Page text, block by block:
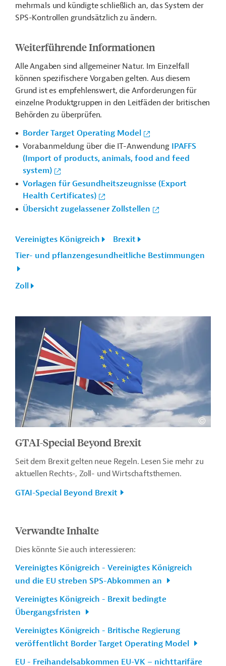
mehrmals und kündigte schließlich an, das System der
SPS-Kontrollen grundsätzlich zu ändern.
Weiterführende Informationen
Alle Angaben sind allgemeiner Natur. Im Einzelfall
können spezifischere Vorgaben gelten. Aus diesem
Grund ist es empfehlenswert, die Anforderungen für
einzelne Produktgruppen in den Leitfäden der britischen
Behörden zu überprüfen.
Border Target Operating Model
Vorabanmeldung über die IT-Anwendung IPAFFS
(Import of products, animals, food and feed
system)
Vorlagen für Gesundheitszeugnisse (Export
Health Certificates)
Übersicht zugelassener Zollstellen
Vereinigtes Königreich
Brexit
Tier- und pflanzengesundheitliche Bestimmungen
Zoll
GTAI-Special Beyond Brexit
Seit dem Brexit gelten neue Regeln. Lesen Sie mehr zu
aktuellen Rechts-, Zoll- und Wirtschaftsthemen.
GTAI-Special Beyond Brexit
Verwandte Inhalte
Dies könnte Sie auch interessieren:
Vereinigtes Königreich - Vereinigtes Königreich
und die EU streben SPS-Abkommen an
Vereinigtes Königreich - Brexit bedingte
Übergangsfristen
Vereinigtes Königreich - Britische Regierung
veröffentlicht Border Target Operating Model
EU - Freihandelsabkommen EU-VK – nichttarifäre